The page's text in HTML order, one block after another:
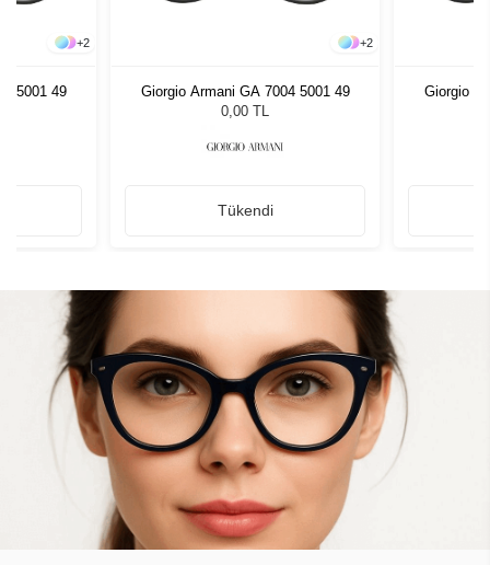
+2
5001 49
+2
Giorgio Armani GA 7004 5001 49
0,00 TL
Tükendi
Giorgio